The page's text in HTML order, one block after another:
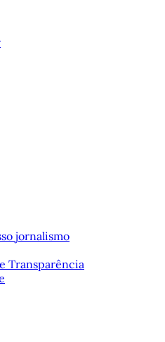
jornalismo
Transparência